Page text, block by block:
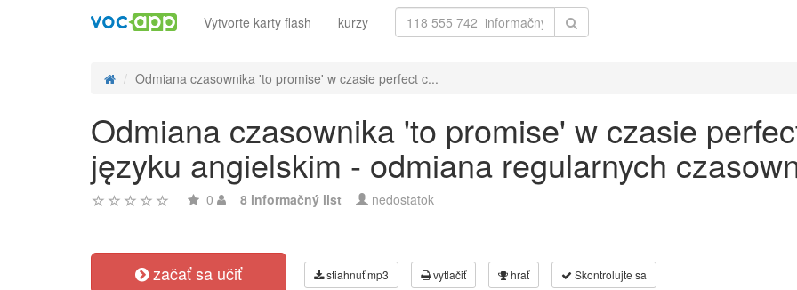
Vytvorte karty flash kurzy
Odmiana czasownika 'to promise' w czasie perfect c...
Odmiana czasownika 'to promise' w czasie
języku angielskim - odmiana regularnych
0 8 informačný list nedostatok
začať sa učiť stiahnuť mp3 vytlačiť hrať Skontrolujte sa